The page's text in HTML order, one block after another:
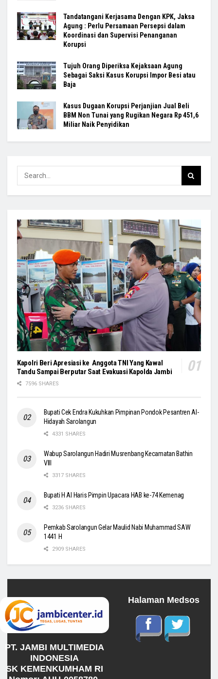
Tandatangani Kerjasama Dengan KPK, Jaksa
Agung : Perlu Persamaan Persepsi dalam
Koordinasi dan Supervisi Penanganan
Korupsi
Tujuh Orang Diperiksa Kejaksaan Agung
Sebagai Saksi Kasus Korupsi Impor Besi atau
Baja
Kasus Dugaan Korupsi Perjanjian Jual Beli
BBM Non Tunai yang Rugikan Negara Rp 451,6
Miliar Naik Penyidikan
Kapolri Beri Apresiasi ke Anggota TNI Yang Kawal
Tandu Sampai Berputar Saat Evakuasi Kapolda Jambi
7596 SHARES
Bupati Cek Endra Kukuhkan Pimpinan Pondok Pesantren Al-
Hidayah Sarolangun
4331 SHARES
Wabup Sarolangun Hadiri Musrenbang Kecamatan Bathin
VIII
3317 SHARES
Bupati H Al Haris Pimpin Upacara HAB ke-74 Kemenag
3236 SHARES
Pemkab Sarolangun Gelar Maulid Nabi Muhammad SAW
1441 H
2909 SHARES
PT. JAMBI MULTIMEDIA
INDONESIA
SK KEMENKUMHAM RI
Halaman Medsos